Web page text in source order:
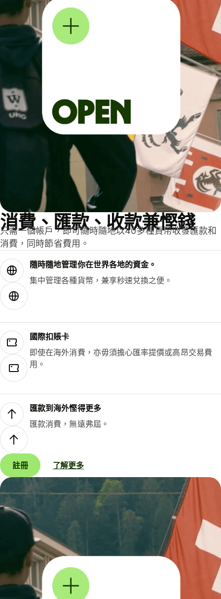
消費、匯款、收款兼慳錢
只需一個帳戶，即可隨時隨地以40多種貨幣收發匯款和
消費，同時節省費用。
隨時隨地管理你在世界各地的資金。
集中管理各種貨幣，兼享秒速兌換之便。
國際扣賬卡
即使在海外消費，亦毋須擔心匯率提價或高昂交易費
用。
匯款到海外慳得更多
匯款消費，無遠弗屆。
註冊 了解更多